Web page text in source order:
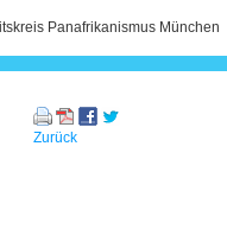
Panafrikanismus München
Zurück